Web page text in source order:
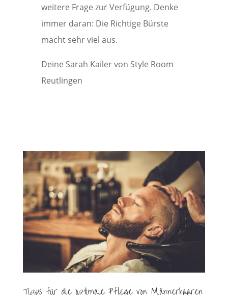
weitere Frage zur Verfügung. Denke
immer daran: Die Richtige Bürste
macht sehr viel aus.
Deine Sarah Kailer von Style Room
Reutlingen